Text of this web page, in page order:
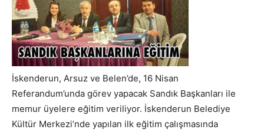
İskenderun, Arsuz ve Belen’de, 16 Nisan
Referandum’unda görev yapacak Sandık Başkanları ile
memur üyelere eğitim veriliyor. İskenderun Belediye
Kültür Merkezi’nde yapılan ilk eğitim çalışmasında